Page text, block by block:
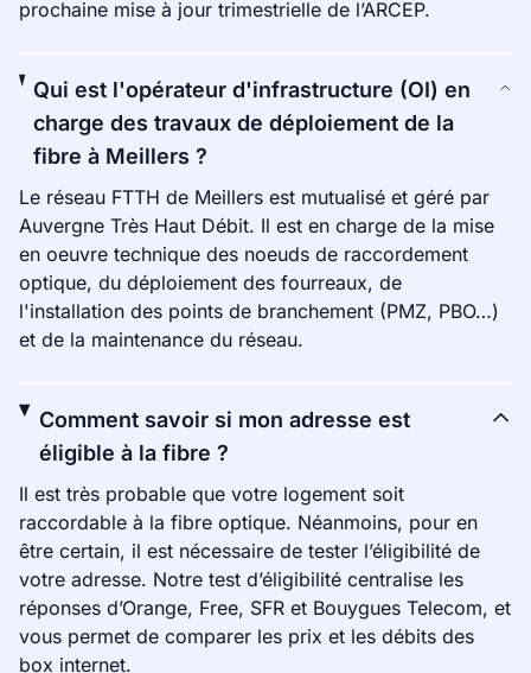
prochaine mise à jour trimestrielle de l’ARCEP.
Qui est l'opérateur d'infrastructure (OI) en
charge des travaux de déploiement de la
fibre à Meillers ?
Le réseau FTTH de Meillers est mutualisé et géré par
Auvergne Très Haut Débit. Il est en charge de la mise
en oeuvre technique des noeuds de raccordement
optique, du déploiement des fourreaux, de
l'installation des points de branchement (PMZ, PBO…)
et de la maintenance du réseau.
Comment savoir si mon adresse est
éligible à la fibre ?
Il est très probable que votre logement soit
raccordable à la fibre optique. Néanmoins, pour en
être certain, il est nécessaire de tester l’éligibilité de
votre adresse. Notre test d’éligibilité centralise les
réponses d’Orange, Free, SFR et Bouygues Telecom, et
vous permet de comparer les prix et les débits des
box internet.